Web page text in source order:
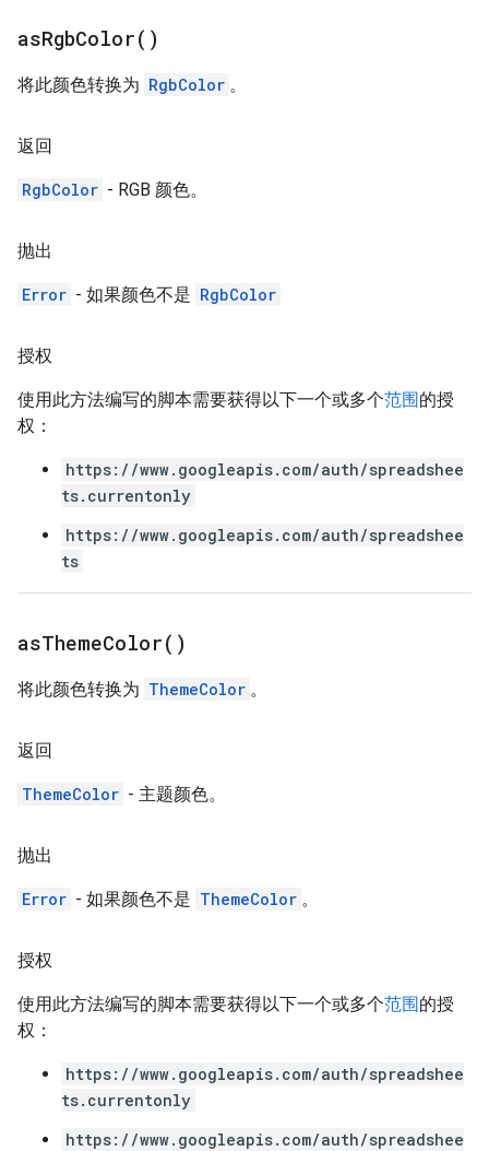
asRgbColor( )
将此颜色转换为 RgbColor 。
返回
RgbColor - RGB 颜色。
抛出
Error - 如果颜色不是 RgbColor
授权
使用此方法编写的脚本需要获得以下一个或多个范围的授
权：
https://www.googleapis.com/auth/spreadshee
ts.currentonly
https://www.googleapis.com/auth/spreadshee
ts
asThemeColor( )
将此颜色转换为 ThemeColor 。
返回
ThemeColor - 主题颜色。
抛出
Error - 如果颜色不是 ThemeColor 。
授权
使用此方法编写的脚本需要获得以下一个或多个范围的授
权：
https://www.googleapis.com/auth/spreadshee
ts.currentonly
https://www.googleapis.com/auth/spreadshee